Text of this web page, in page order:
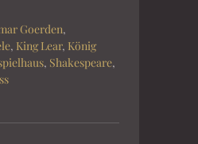
Goerden,
, King Lear, König
, Shakespeare,